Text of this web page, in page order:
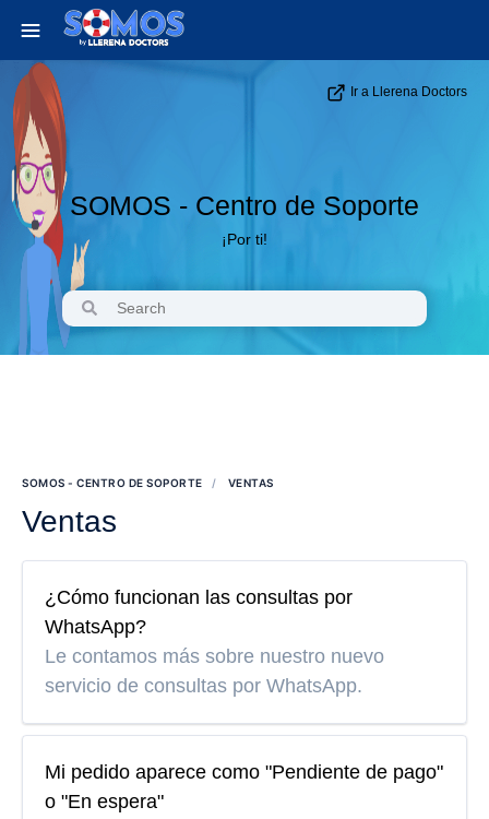
Ir a Llerena Doctors
SOMOS - Centro de Soporte
¡Por ti!
SOMOS - CENTRO DE SOPORTE VENTAS
Ventas
¿Cómo funcionan las consultas por
WhatsApp?
Le contamos más sobre nuestro nuevo
servicio de consultas por WhatsApp.
Mi pedido aparece como "Pendiente de pago"
o "En espera"